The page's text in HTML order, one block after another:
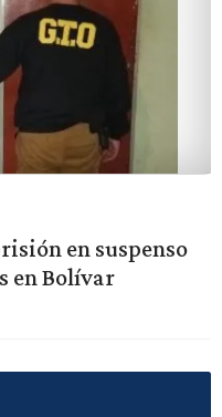
en suspenso
en Bolívar